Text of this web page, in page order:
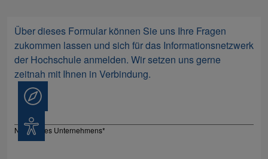
Über dieses Formular können Sie uns Ihre Fragen
zukommen lassen und sich für das Informationsnetzwerk
der Hochschule anmelden. Wir setzen uns gerne
zeitnah mit Ihnen in Verbindung.
Name Ihres Unternehmens*
Barrierefreiheit